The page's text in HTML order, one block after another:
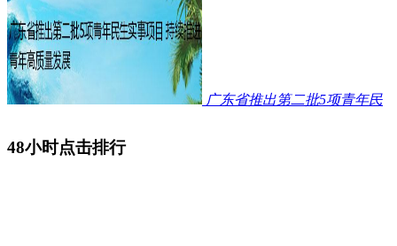
广东省推出第二批5项青年民
48小时点击排行